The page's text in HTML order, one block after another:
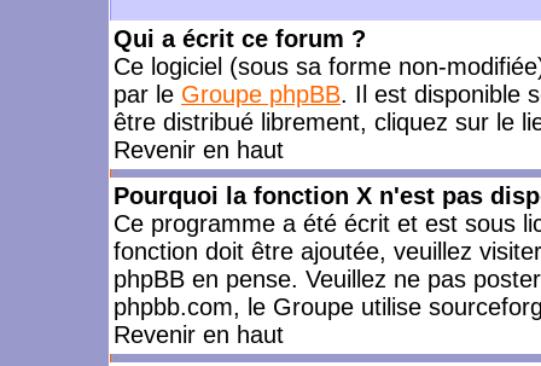
Qui a écrit ce forum ?
Ce logiciel (sous sa forme non-
par le Groupe phpBB. Il est disponible
être distribué librement, cliquez sur le
Revenir en haut
Pourquoi la fonction X n'est pas
Ce programme a été écrit et est sous
fonction doit être ajoutée, veuillez
phpBB en pense. Veuillez ne pas
phpbb.com, le Groupe utilise
Revenir en haut